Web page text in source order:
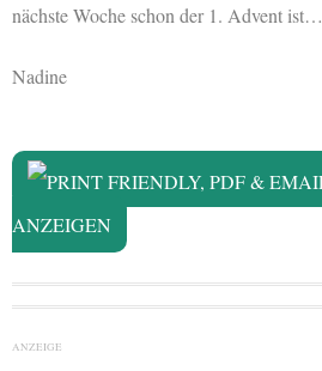
nächste Woche schon der 1. Advent ist…
Nadine
ANZEIGEN
ANZEIGE